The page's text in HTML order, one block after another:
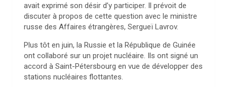
avait exprimé son désir d’y participer. Il prévoit de
discuter à propos de cette question avec le ministre
russe des Affaires étrangères, Sergueï Lavrov.
Plus tôt en juin, la Russie et la République de Guinée
ont collaboré sur un projet nucléaire. Ils ont signé un
accord à Saint-Pétersbourg en vue de développer des
stations nucléaires flottantes.